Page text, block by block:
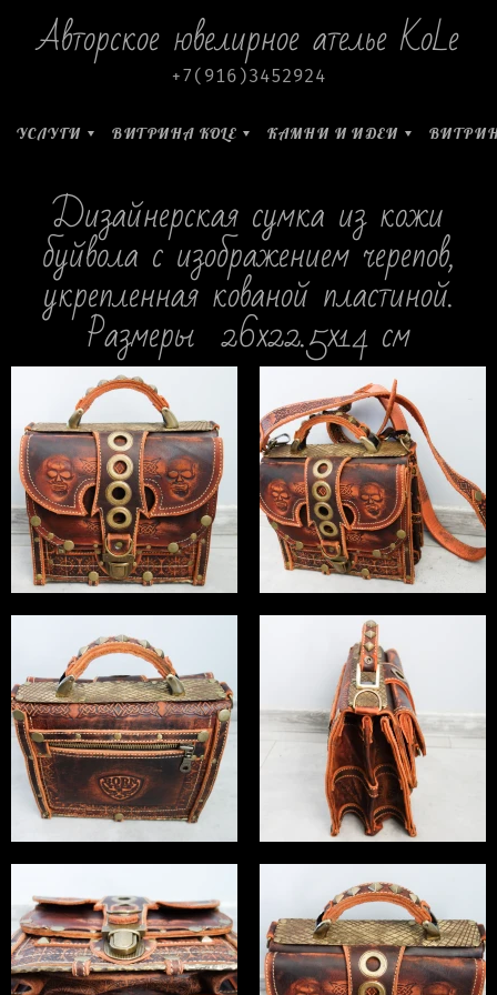
Авторское ювелирное ателье KoLe
+7(916)3452924
УСЛУГИ ВИТРИНА KOLE КАМНИ И ИДЕИ
Дизайнерская сумка из кожи
буйвола с изображением черепов,
укрепленная кованой пластиной.
Размеры 26х22.5х14 см